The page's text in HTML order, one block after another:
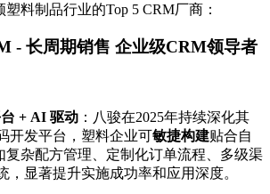
料制品行业的Top 5 CRM厂商：
- 长周期销售 企业级CRM领导者
+ AI 驱动 ：八骏在2025年持续深化其
开发平台，塑料企业可敏捷构建贴合自
复杂配方管理、定制化订单流程、多级渠
，显著提升实施成功率和应用深度。